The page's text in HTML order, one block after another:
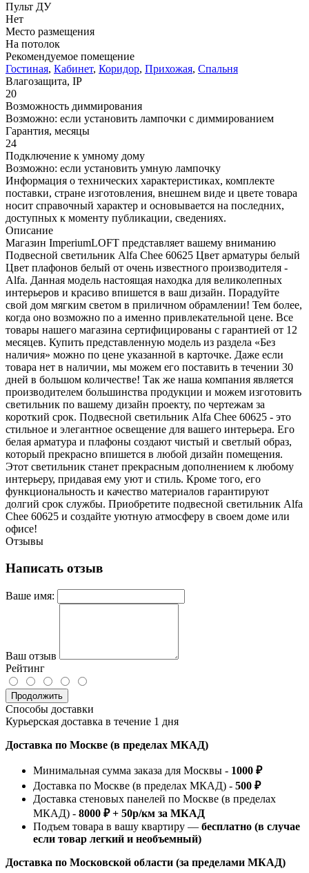
Пульт ДУ
Нет
Место размещения
На потолок
Рекомендуемое помещение
Гостиная, Кабинет, Коридор, Прихожая, Спальня
Влагозащита, IP
20
Возможность диммирования
Возможно: если установить лампочки с диммированием
Гарантия, месяцы
24
Подключение к умному дому
Возможно: если установить умную лампочку
Информация о технических характеристиках, комплекте
поставки, стране изготовления, внешнем виде и цвете товара
носит справочный характер и основывается на последних,
доступных к моменту публикации, сведениях.
Описание
Магазин ImperiumLOFT представляет вашему вниманию
Подвесной светильник Alfa Chee 60625 Цвет арматуры белый
Цвет плафонов белый от очень известного производителя -
Alfa. Данная модель настоящая находка для великолепных
интерьеров и красиво впишется в ваш дизайн. Порадуйте
свой дом мягким светом в приличном обрамлении! Тем более,
когда оно возможно по а именно привлекательной цене. Все
товары нашего магазина сертифицированы с гарантией от 12
месяцев. Купить представленную модель из раздела «Без
наличия» можно по цене указанной в карточке. Даже если
товара нет в наличии, мы можем его поставить в течении 30
дней в большом количестве! Так же наша компания является
производителем большинства продукции и можем изготовить
светильник по вашему дизайн проекту, по чертежам за
короткий срок. Подвесной светильник Alfa Chee 60625 - это
стильное и элегантное освещение для вашего интерьера. Его
белая арматура и плафоны создают чистый и светлый образ,
который прекрасно впишется в любой дизайн помещения.
Этот светильник станет прекрасным дополнением к любому
интерьеру, придавая ему уют и стиль. Кроме того, его
функциональность и качество материалов гарантируют
долгий срок службы. Приобретите подвесной светильник Alfa
Chee 60625 и создайте уютную атмосферу в своем доме или
офисе!
Отзывы
Написать отзыв
Ваше имя:
Ваш отзыв
Рейтинг
Продолжить
Способы доставки
Курьерская доставка в течение 1 дня
Доставка по Москве (в пределах МКАД)
Минимальная сумма заказа для Москвы - 1000 ₽
Доставка по Москве (в пределах МКАД) - 500 ₽
Доставка стеновых панелей по Москве (в пределах
МКАД) - 8000 ₽ + 50р/км за МКАД
Подъем товара в вашу квартиру — бесплатно (в случае
если товар легкий и необъемный)
Доставка по Московской области (за пределами МКАД)